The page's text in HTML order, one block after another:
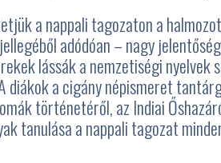
a nappali tagozaton a
adódóan – nagy
lássák a nemzetiségi nyelvek
a cigány népismeret
történetéről, az Indiai
tanulása a nappali tagozat